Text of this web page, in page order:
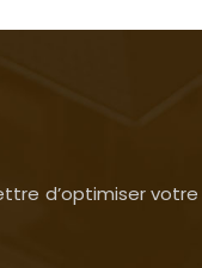
d’optimiser